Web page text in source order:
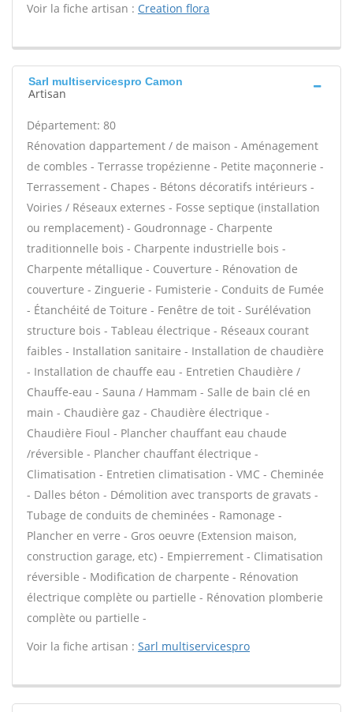
Voir la fiche artisan : Creation flora
Sarl multiservicespro Camon
Artisan
Département: 80
Rénovation dappartement / de maison - Aménagement
de combles - Terrasse tropézienne - Petite maçonnerie -
Terrassement - Chapes - Bétons décoratifs intérieurs -
Voiries / Réseaux externes - Fosse septique (installation
ou remplacement) - Goudronnage - Charpente
traditionnelle bois - Charpente industrielle bois -
Charpente métallique - Couverture - Rénovation de
couverture - Zinguerie - Fumisterie - Conduits de Fumée
- Étanchéité de Toiture - Fenêtre de toit - Surélévation
structure bois - Tableau électrique - Réseaux courant
faibles - Installation sanitaire - Installation de chaudière
- Installation de chauffe eau - Entretien Chaudière /
Chauffe-eau - Sauna / Hammam - Salle de bain clé en
main - Chaudière gaz - Chaudière électrique -
Chaudière Fioul - Plancher chauffant eau chaude
/réversible - Plancher chauffant électrique -
Climatisation - Entretien climatisation - VMC - Cheminée
- Dalles béton - Démolition avec transports de gravats -
Tubage de conduits de cheminées - Ramonage -
Plancher en verre - Gros oeuvre (Extension maison,
construction garage, etc) - Empierrement - Climatisation
réversible - Modification de charpente - Rénovation
électrique complète ou partielle - Rénovation plomberie
complète ou partielle -
Voir la fiche artisan : Sarl multiservicespro